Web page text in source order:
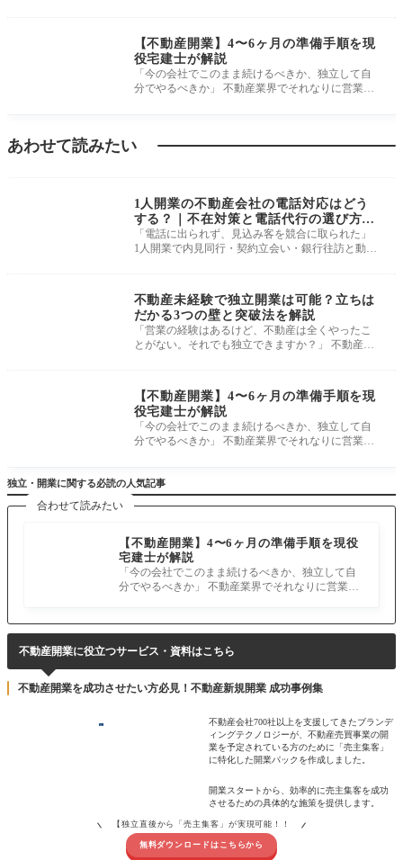
【不動産開業】4〜6ヶ月の準備手順を現
役宅建士が解説
「今の会社でこのまま続けるべきか、独立して自
分でやるべきか」 不動産業界でそれなりに営業を
あわせて読みたい
1人開業の不動産会社の電話対応はどう
する？｜不在対策と電話代行の選び方を
解説
「電話に出られず、見込み客を競合に取られた」
1人開業で内見同行・契約立会い・銀行往訪と動き
不動産未経験で独立開業は可能？立ちは
だかる3つの壁と突破法を解説
「営業の経験はあるけど、不動産は全くやったこ
とがない。それでも独立できますか？」 不動産業
【不動産開業】4〜6ヶ月の準備手順を現
役宅建士が解説
「今の会社でこのまま続けるべきか、独立して自
分でやるべきか」 不動産業界でそれなりに営業を
独立・開業に関する必読の人気記事
合わせて読みたい
【不動産開業】4〜6ヶ月の準備手順を現役
宅建士が解説
「今の会社でこのまま続けるべきか、独立して自
分でやるべきか」 不動産業界でそれなりに営業を
不動産開業に役立つサービス・資料はこちら
不動産開業を成功させたい方必見！不動産新規開業 成功事例集
不動産会社700社以上を支援してきたブランデ
ィングテクノロジーが、不動産売買事業の開
業を予定されている方のために「売主集客」
に特化した開業パックを作成しました。
開業スタートから、効率的に売主集客を成功
させるための具体的な施策を提供します。
【独立直後から「売主集客」が実現可能！！
無料ダウンロードはこちらから